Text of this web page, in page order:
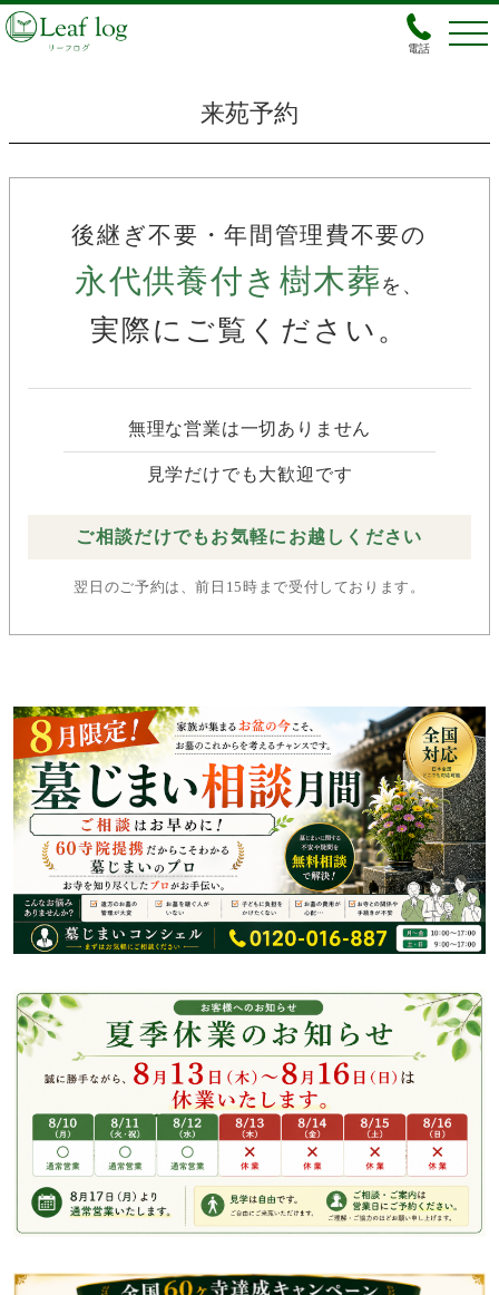
電話
来苑予約
後継ぎ不要・年間管理費不要の
永代供養付き樹木葬 を、
実際にご覧ください。
無理な営業は一切ありません
見学だけでも大歓迎です
ご相談だけでもお気軽にお越しください
翌日のご予約は、前日15時まで受付しております。